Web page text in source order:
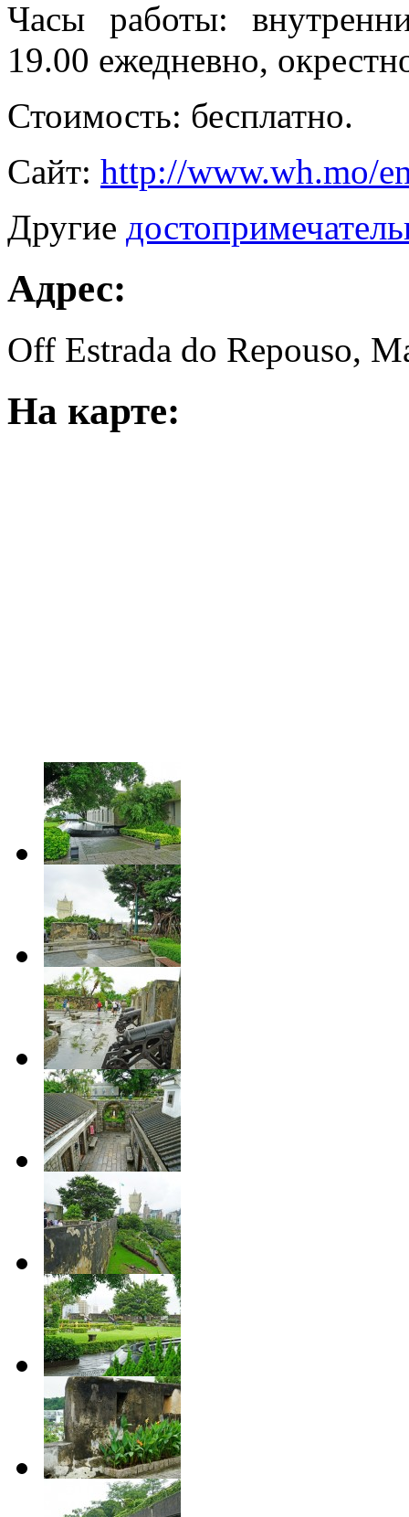
Часы работы:
19.00 ежедневно,
Стоимость: бесплатно.
Сайт: http://www.wh.mo/
Другие
Адрес:
Off Estrada do Repouso,
На карте: